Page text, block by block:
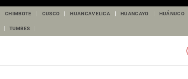
CHIMBOTE CUSCO HUANCAVELICA HUANCAYO HUÁNUCO
TUMBES